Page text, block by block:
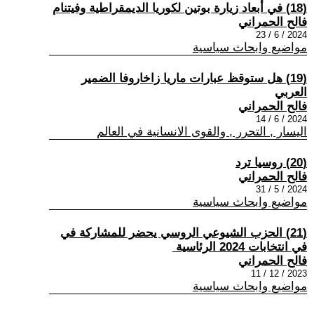
(18) في أبعاد زيارة بوتين لكوريا الديمقراطية وفيتنام
فالح الحمراني
2024 / 6 / 23
مواضيع وابحاث سياسية
(19) هل ستوقظ عبارات ماريا زاخاروفا الضمير
العربي
فالح الحمراني
2024 / 6 / 14
اليسار , التحرر , والقوى الانسانية في العالم
(20) روسيا ترد
فالح الحمراني
2024 / 5 / 31
مواضيع وابحاث سياسية
(21) الحزب الشيوعي الروسي يحضر للمشاركة في
في انتخابات 2024 الرئاسية ‏
فالح الحمراني
2023 / 12 / 11
مواضيع وابحاث سياسية